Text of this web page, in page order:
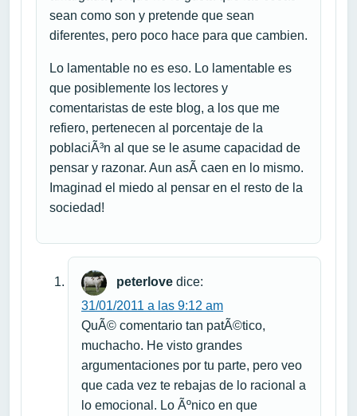
sean como son y pretende que sean
diferentes, pero poco hace para que cambien.
Lo lamentable no es eso. Lo lamentable es
que posiblemente los lectores y
comentaristas de este blog, a los que me
refiero, pertenecen al porcentaje de la
poblaciÃ³n al que se le asume capacidad de
pensar y razonar. Aun asÃ­ caen en lo mismo.
Imaginad el miedo al pensar en el resto de la
sociedad!
peterlove dice:
31/01/2011 a las 9:12 am
QuÃ© comentario tan patÃ©tico,
muchacho. He visto grandes
argumentaciones por tu parte, pero veo
que cada vez te rebajas de lo racional a
lo emocional. Lo Ãºnico en que